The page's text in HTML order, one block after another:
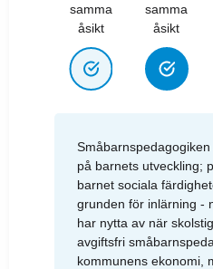
samma
åsikt
samma
åsikt
på barnets utveckling;
barnet sociala
grunden för inlärning -
har nytta av när
avgiftsfri
kommunens ekonomi,